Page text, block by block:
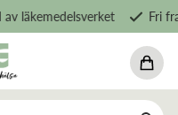
Fri frakt